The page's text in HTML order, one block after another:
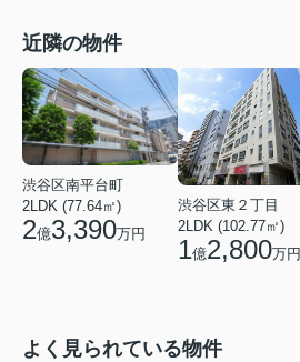
近隣の物件
渋谷区南平台町
2LDK (77.64㎡)
2億3,390万円
渋谷区東２丁目
2LDK (102.77㎡)
1億2,800万円
よく見られている物件